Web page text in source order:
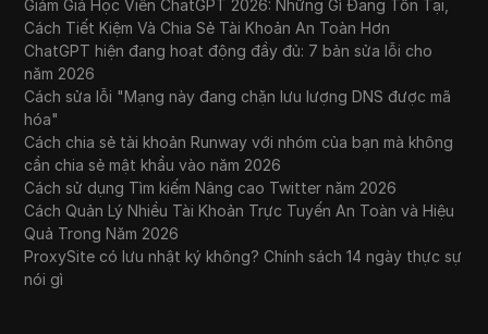
Giảm Giá Học Viên ChatGPT 2026: Những Gì Đang Tồn Tại,
Cách Tiết Kiệm Và Chia Sẻ Tài Khoản An Toàn Hơn
ChatGPT hiện đang hoạt động đầy đủ: 7 bản sửa lỗi cho
năm 2026
Cách sửa lỗi "Mạng này đang chặn lưu lượng DNS được mã
hóa"
Cách chia sẻ tài khoản Runway với nhóm của bạn mà không
cần chia sẻ mật khẩu vào năm 2026
Cách sử dụng Tìm kiếm Nâng cao Twitter năm 2026
Cách Quản Lý Nhiều Tài Khoản Trực Tuyến An Toàn và Hiệu
Quả Trong Năm 2026
ProxySite có lưu nhật ký không? Chính sách 14 ngày thực sự
nói gì